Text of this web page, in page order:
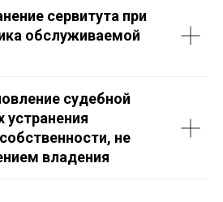
сервитута при
обслуживаемой
судебной
устранения
не
владения